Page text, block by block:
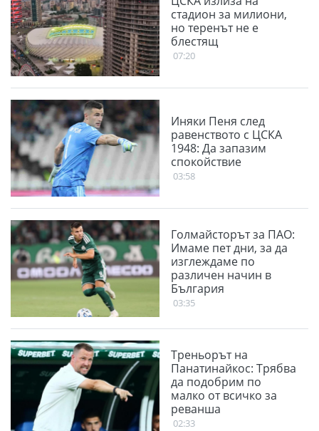
стадион за милиони,
но теренът не е
блестящ
07:20
Иняки Пеня след
равенството с ЦСКА
1948: Да запазим
спокойствие
03:58
Голмайсторът за ПАО:
Имаме пет дни, за да
изглеждаме по
различен начин в
България
03:35
Треньорът на
Панатинайкос: Трябва
да подобрим по
малко от всичко за
реванша
02:33